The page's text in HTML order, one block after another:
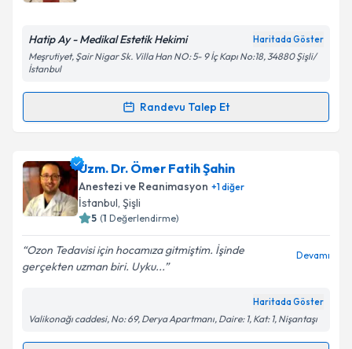
Kişisel verilerimin işlenmesine ilişkinAydınlatma
'ni okudum ve kişisel verilerimin belirtilen
kapsamda işlenmesini kabul ediyorum.
Takvim Talebini Gönder
Hatip Ay - Medikal Estetik Hekimi Haritada Göster
Meşrutiyet, Şair Nigar Sk. Villa Han NO: 5- 9 İç Kapı No:18, 34880 Şişli/
İstanbul
Randevu Talep Et
Randevu Takvimi Talebi
Dr. Hatip Ayiçin randevu takvimi talebi oluşturun. Size
bu uzmandan randevu almanız için bir takvim
hazırlandığında e-posta ile bilgilendireceğiz.
Aydınlatma
Metni'ni okudum ve kişisel verilerimin belirtilen
kapsamda işlenmesini kabul ediyorum.
Uzm. Dr. Ömer Fatih Şahin
Anestezi ve Reanimasyon +1diğer
İstanbul, Şişli
5 (1 Değerlendirme)
Ozon Tedavisi için hocamıza gitmiştim. İşinde
gerçekten uzman biri. Uyku...
Devamı
Haritada Göster
Valikonağı caddesi, No: 69, Derya Apartmanı, Daire: 1, Kat: 1, Nişantaşı